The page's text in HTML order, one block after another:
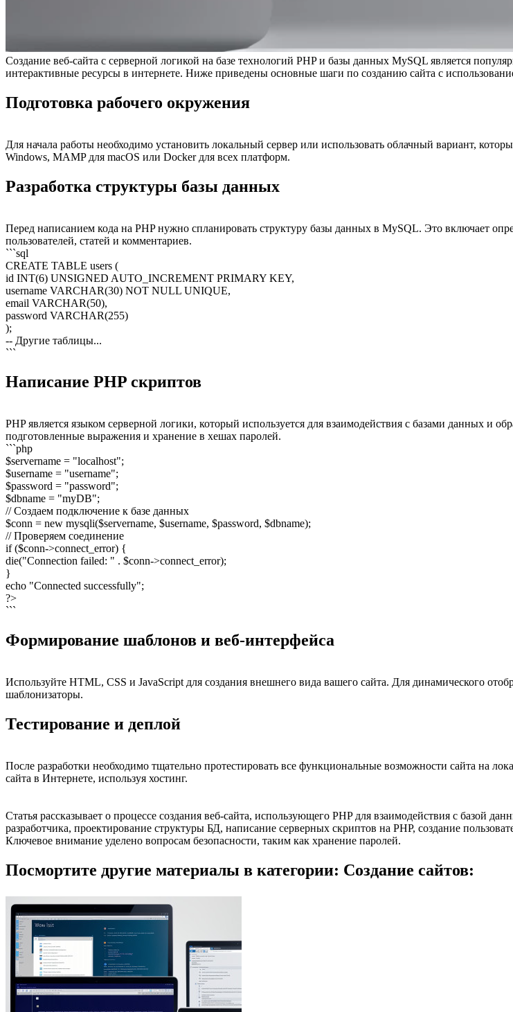
Создание веб-сайта с серверной логикой на базе технологий PHP и базы данных MySQL является
интерактивные ресурсы в интернете. Ниже приведены основные шаги по созданию сайта с
Подготовка рабочего окружения
Для начала работы необходимо установить локальный сервер или использовать облачный вариант,
Windows, MAMP для macOS или Docker для всех платформ.
Разработка структуры базы данных
Перед написанием кода на PHP нужно спланировать структуру базы данных в MySQL. Это включает
пользователей, статей и комментариев.
```sql
CREATE TABLE users (
id INT(6) UNSIGNED AUTO_INCREMENT PRIMARY KEY,
username VARCHAR(30) NOT NULL UNIQUE,
email VARCHAR(50),
password VARCHAR(255)
);
-- Другие таблицы...
```
Написание PHP скриптов
PHP является языком серверной логики, который используется для взаимодействия с базами данных и
подготовленные выражения и хранение в хешах паролей.
```php
$servername = "localhost";
$username = "username";
$password = "password";
$dbname = "myDB";
// Создаем подключение к базе данных
$conn = new mysqli($servername, $username, $password, $dbname);
// Проверяем соединение
if ($conn->connect_error) {
die("Connection failed: " . $conn->connect_error);
}
echo "Connected successfully";
?>
```
Формирование шаблонов и веб-интерфейса
Используйте HTML, CSS и JavaScript для создания внешнего вида вашего сайта. Для динамического
шаблонизаторы.
Тестирование и деплой
После разработки необходимо тщательно протестировать все функциональные возможности сайта на
сайта в Интернете, используя хостинг.
Статья рассказывает о процессе создания веб-сайта, использующего PHP для взаимодействия с базой
разработчика, проектирование структуры БД, написание серверных скриптов на PHP, создание
Ключевое внимание уделено вопросам безопасности, таким как хранение паролей.
Посмортите другие материалы в категории: Создание сайтов: